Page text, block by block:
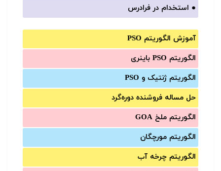
● استخدام در فرادرس
آموزش الگوریتم PSO
الگوریتم PSO باینری
الگوریتم ژنتیک و PSO
حل مساله فروشنده دوره‌گرد
الگوریتم ملخ GOA
الگوریتم مورچگان
الگوریتم چرخه آب